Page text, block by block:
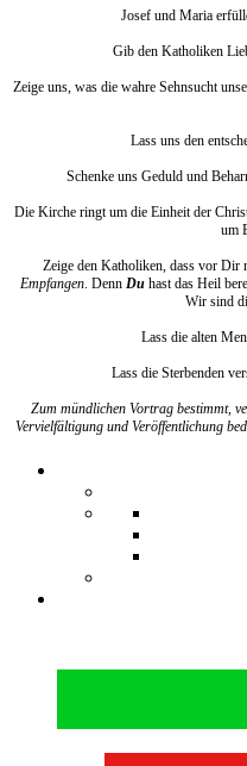
Josef und Maria
Gib den Katholiken
Zeige uns, was die wahre Sehnsucht
Lass uns den
Schenke uns Geduld und
Die Kirche ringt um die Einheit der
um
Zeige den Katholiken, dass vor Dir
Empfangen. Denn Duhast das Heil
Wir sind
Lass die alten
Lass die Sterbenden
Zum mündlichen Vortrag bestimmt,
Vervielfältigung und Veröffentlichung